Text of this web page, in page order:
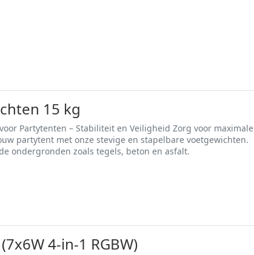
15 kg
Partytenten – Stabiliteit en Veiligheid Zorg voor maximale
partytent met onze stevige en stapelbare voetgewichten.
ondergronden zoals tegels, beton en asfalt.
4-in-1 RGBW)